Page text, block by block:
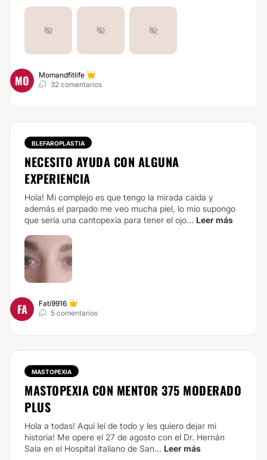
MO
Momandfitlife
32 comentarios
BLEFAROPLASTIA
NECESITO AYUDA CON ALGUNA
EXPERIENCIA
Hola! Mi complejo es que tengo la mirada caida y
además el parpado me veo mucha piel, lo mio supongo
que sería una cantopexia para tener el ojo... Leer más
FA
Fati9916
5 comentarios
MASTOPEXIA
MASTOPEXIA CON MENTOR 375 MODERADO
PLUS
Hola a todas! Aquí leí de todo y les quiero dejar mi
historia! Me opere el 27 de agosto con el Dr. Hernán
Sala en el Hospital italiano de San... Leer más